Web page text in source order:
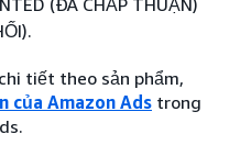
(ĐÃ CHẤP THUẬN)
tiết theo sản phẩm,
của Amazon Ads trong